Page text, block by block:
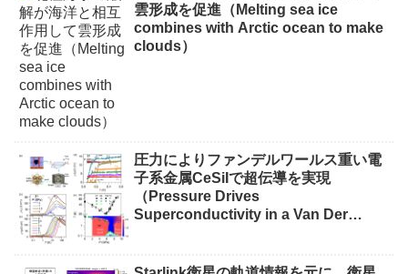
雲形成を促進（Melting sea ice
combines with Arctic ocean to make
clouds）
圧力によりファンデルワールス重い電
子系金属CeSiIで超伝導を実現
（Pressure Drives
Superconductivity in a Van Der